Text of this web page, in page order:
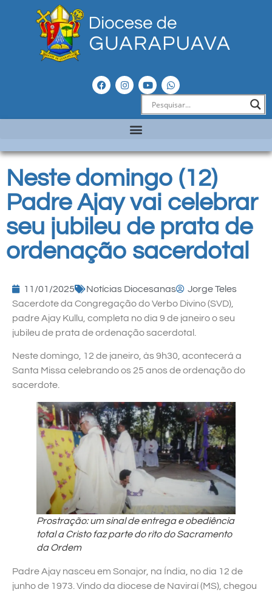
Neste domingo (12)
Padre Ajay vai celebrar
seu jubileu de prata de
ordenação sacerdotal
11/01/2025 Notícias Diocesanas
Jorge Teles
Sacerdote da Congregação do Verbo Divino (SVD),
padre Ajay Kullu, completa no dia 9 de janeiro o seu
jubileu de prata de ordenação sacerdotal.
Neste domingo, 12 de janeiro, às 9h30, acontecerá a
Santa Missa celebrando os 25 anos de ordenação do
sacerdote.
Prostração: um sinal de entrega e obediência
total a Cristo faz parte do rito do Sacramento
da Ordem
Padre Ajay nasceu em Sonajor, na Índia, no dia 12 de
junho de 1973. Vindo da diocese de Naviraí (MS), chegou